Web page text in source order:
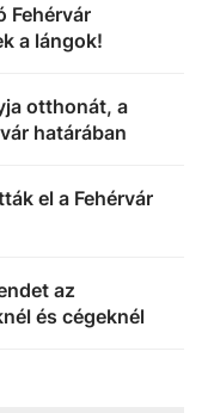
Fehérvár
a lángok!
otthonát, a
határában
el a Fehérvár
az
és cégeknél